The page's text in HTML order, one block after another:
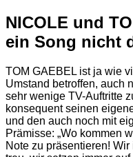
NICOLE und
ein Song nicht
TOM GAEBEL ist ja wie
Umstand betroffen, auch
sehr wenige TV-Auftritte
konsequent seinen
und den auch noch mit
Prämisse: „Wo kommen
Note zu präsentieren!